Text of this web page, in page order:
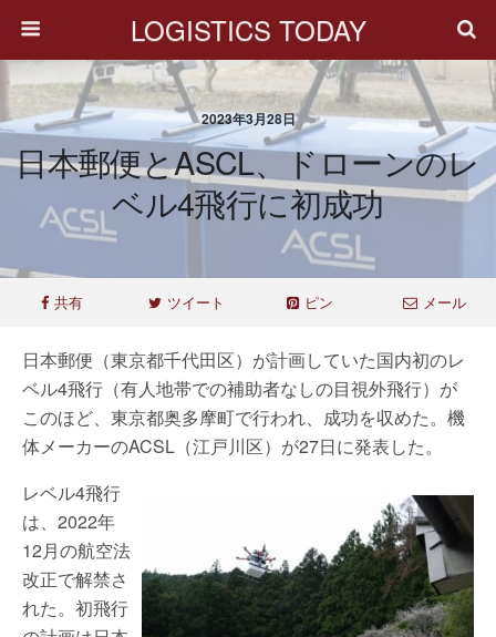
LOGISTICS TODAY
2023年3月28日
日本郵便とASCL、ドローンのレ
ベル4飛行に初成功
共有 ツイート ピン メール
日本郵便（東京都千代田区）が計画していた国内初のレ
ベル4飛行（有人地帯での補助者なしの目視外飛行）が
このほど、東京都奥多摩町で行われ、成功を収めた。機
体メーカーのACSL（江戸川区）が27日に発表した。
レベル4飛行
は、2022年
12月の航空法
改正で解禁さ
れた。初飛行